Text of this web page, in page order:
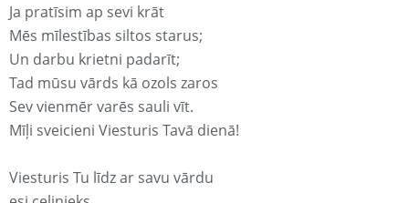
Ja pratīsim ap sevi krāt
Mēs mīlestības siltos starus;
Un darbu krietni padarīt;
Tad mūsu vārds kā ozols zaros
Sev vienmēr varēs sauli vīt.
Mīļi sveicieni Viesturis Tavā dienā!
Viesturis Tu līdz ar savu vārdu